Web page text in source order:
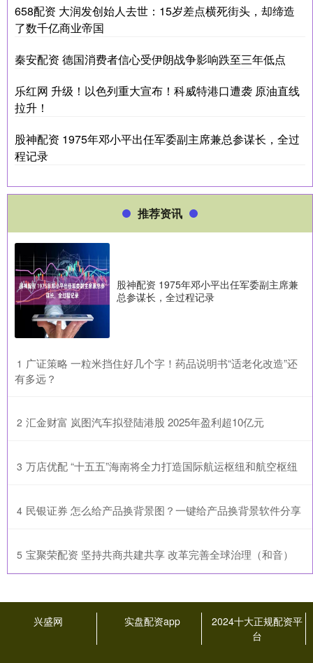
658配资 大润发创始人去世：15岁差点横死街头，却缔造
了数千亿商业帝国
秦安配资 德国消费者信心受伊朗战争影响跌至三年低点
乐红网 升级！以色列重大宣布！科威特港口遭袭 原油直线
拉升！
股神配资 1975年邓小平出任军委副主席兼总参谋长，全过
程记录
推荐资讯
股神配资 1975年邓小平出任军委副主席兼
总参谋长，全过程记录
1 ​广证策略 一粒米挡住好几个字！药品说明书“适老化改造”还
有多远？
2 ​汇金财富 岚图汽车拟登陆港股 2025年盈利超10亿元
3 ​万店优配 “十五五”海南将全力打造国际航运枢纽和航空枢纽
4 ​民银证券 怎么给产品换背景图？一键给产品换背景软件分享
5 ​宝聚荣配资 坚持共商共建共享 改革完善全球治理（和音）
兴盛网 实盘配资app
2024十大正规配资平
台